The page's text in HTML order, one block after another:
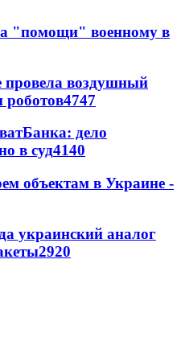
"помощи" военному в
провела воздушный
роботов4747
дело
в суд4140
объектам в Украине -
украинский аналог
2920